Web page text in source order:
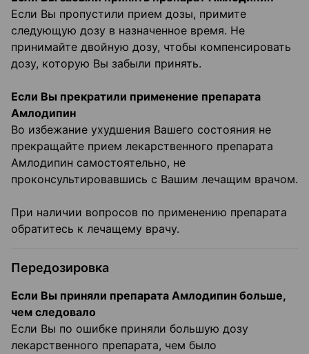
Если Вы пропустили прием дозы, примите
следующую дозу в назначенное время. Не
принимайте двойную дозу, чтобы компенсировать
дозу, которую Вы забыли принять.
Если Вы прекратили применение препарата
Амлодипин
Во избежание ухудшения Вашего состояния не
прекращайте прием лекарственного препарата
Амлодипин самостоятельно, не
проконсультировавшись с Вашим лечащим врачом.
При наличии вопросов по применению препарата
обратитесь к лечащему врачу.
Передозировка
Если Вы приняли препарата Амлодипин больше,
чем следовало
Если Вы по ошибке приняли большую дозу
лекарственного препарата, чем было